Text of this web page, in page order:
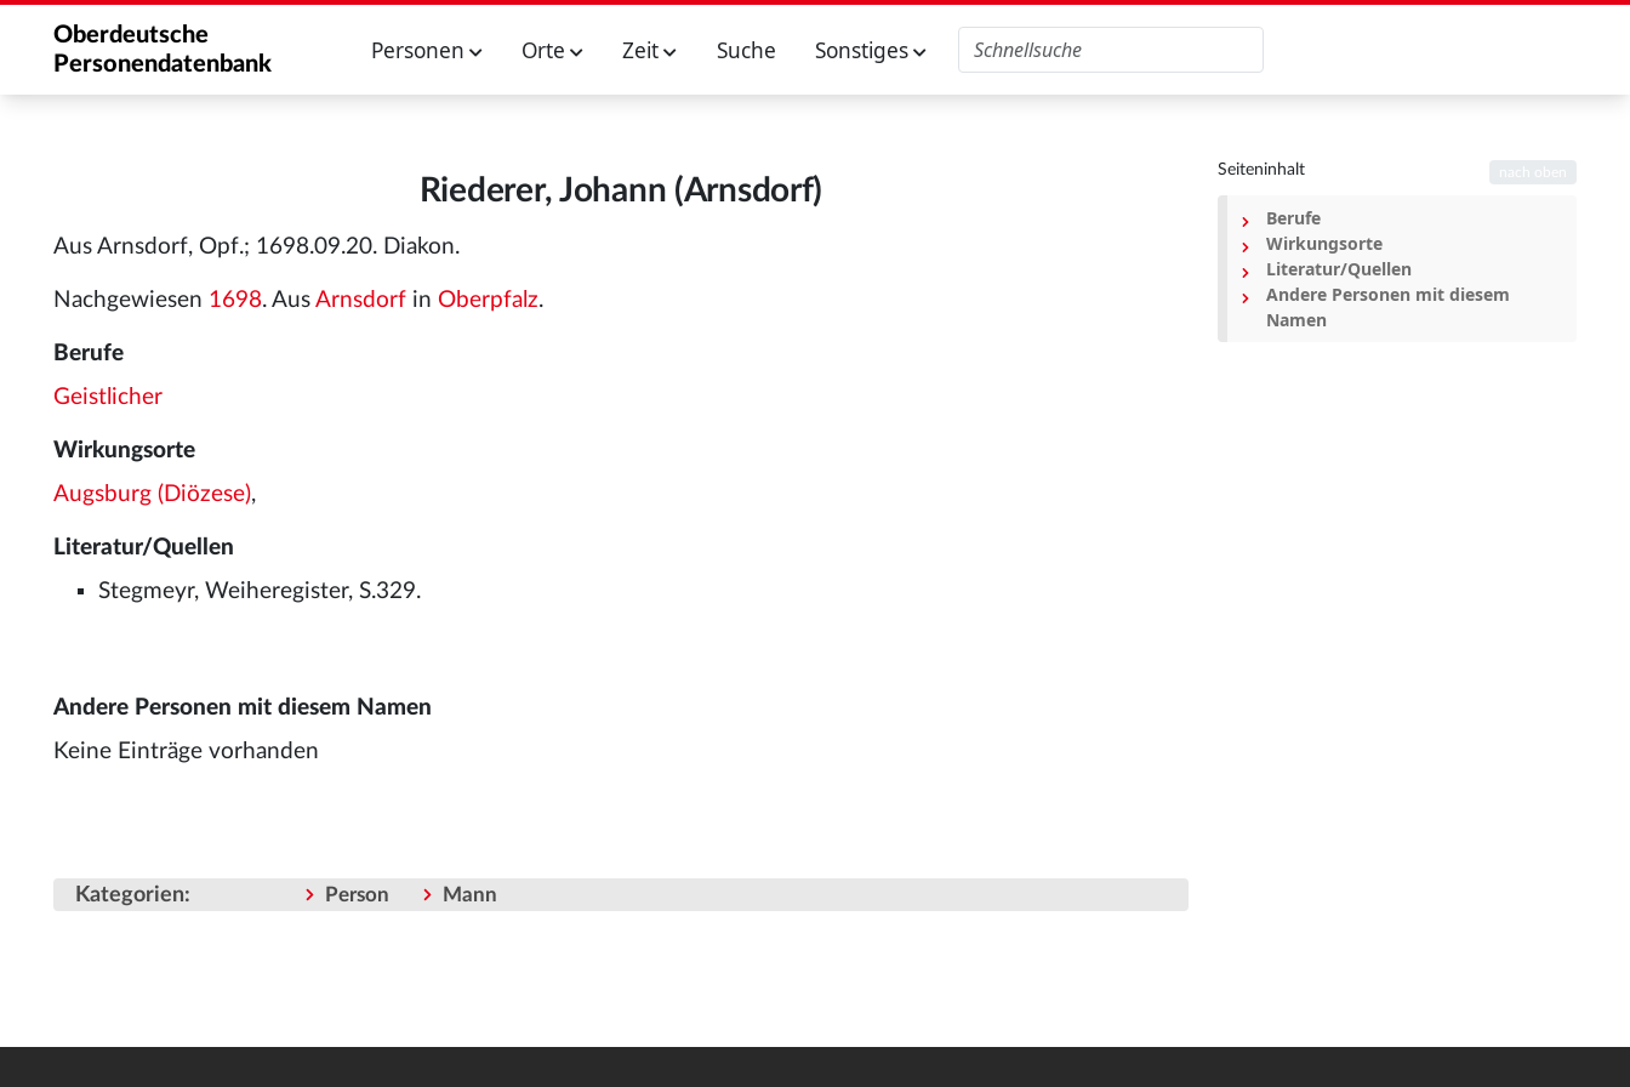
Oberdeutsche
Personendatenbank
Personen Orte Zeit Suche Sonstiges
Riederer, Johann (Arnsdorf)
Aus Arnsdorf, Opf.; 1698.09.20. Diakon.
Nachgewiesen 1698. Aus Arnsdorf in Oberpfalz.
Berufe
Geistlicher
Wirkungsorte
Augsburg (Diözese),
Literatur/Quellen
Stegmeyr, Weiheregister, S.329.
Andere Personen mit diesem Namen
Keine Einträge vorhanden
Kategorien: Person Mann
Seiteninhalt
Berufe
Wirkungsorte
Literatur/Quellen
Andere Personen mit diesem
Namen